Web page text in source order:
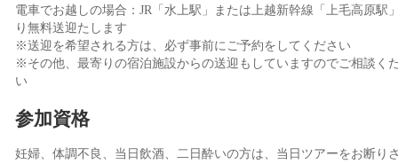
電車でお越しの場合：JR「水上駅」または上越新幹線「上毛高原駅
り無料送迎たします
※送迎を希望される方は、必ず事前にご予約をしてください
※その他、最寄りの宿泊施設からの送迎もしていますのでご相談く
い
参加資格
妊婦、体調不良、当日飲酒、二日酔いの方は、当日ツアーをお断り